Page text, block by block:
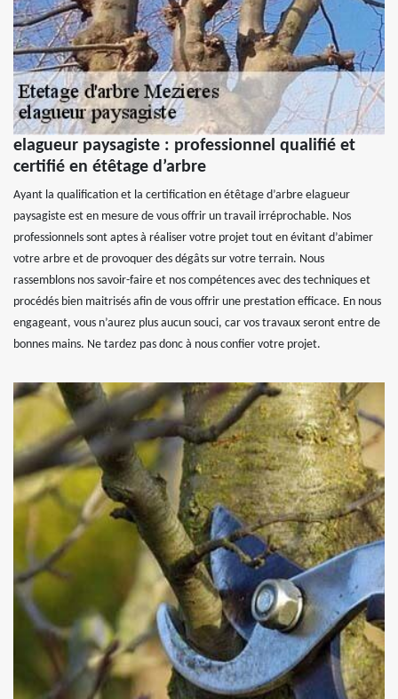
elagueur paysagiste : professionnel qualifié et
certifié en étêtage d’arbre
Ayant la qualification et la certification en étêtage d’arbre elagueur
paysagiste est en mesure de vous offrir un travail irréprochable. Nos
professionnels sont aptes à réaliser votre projet tout en évitant d’abimer
votre arbre et de provoquer des dégâts sur votre terrain. Nous
rassemblons nos savoir-faire et nos compétences avec des techniques et
procédés bien maitrisés afin de vous offrir une prestation efficace. En nous
engageant, vous n’aurez plus aucun souci, car vos travaux seront entre de
bonnes mains. Ne tardez pas donc à nous confier votre projet.